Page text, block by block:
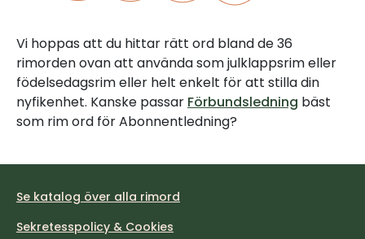
Vi hoppas att du hittar rätt ord bland de 36
rimorden ovan att använda som julklappsrim eller
födelsedagsrim eller helt enkelt för att stilla din
nyfikenhet. Kanske passar Förbundsledning bäst
som rim ord för Abonnentledning?
Se katalog över alla rimord
Sekretesspolicy & Cookies